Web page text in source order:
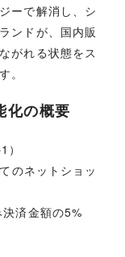
ーで解消し、シ
ンドが、国内販
がれる状態をス
。
化の概要
ネットショッ
済金額の5%